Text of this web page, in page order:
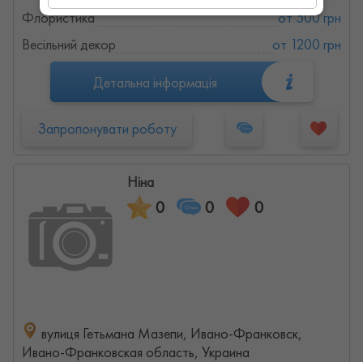
Флористика
от 500 грн
Весільний декор
от 1200 грн
Детальна інформація
Запропонувати роботу
Ніна
0 0 0
вулиця Гетьмана Мазепи, Ивано-Франковск,
Ивано-Франковская область, Украина